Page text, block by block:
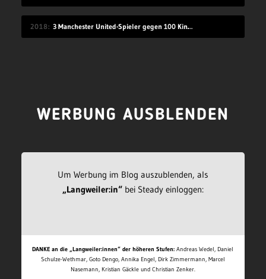
2018 3 Manchester United-Spieler gegen 100 Kinder
WERBUNG AUSBLENDEN
Um Werbung im Blog auszublenden, als
„Langweiler:in“bei Steady einloggen:
DANKE an die „Langweiler:innen“ der höheren Stufen: Andreas Wedel, Daniel
Schulze-Wethmar, Goto Dengo, Annika Engel, Dirk Zimmermann, Marcel
Nasemann, Kristian Gäckle und Christian Zenker.